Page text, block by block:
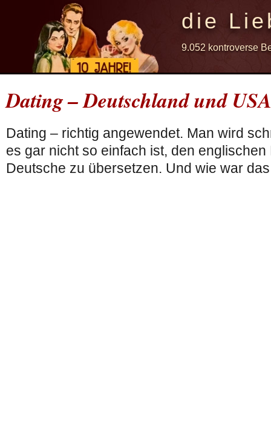
die
9.052 kontroverse
Dating – Deutschland und USA
Dating – richtig angewendet. Man wird
es gar nicht so einfach ist, den englischen
Deutsche zu übersetzen. Und wie war